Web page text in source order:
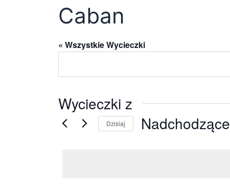
Caban
« Wszystkie Wycieczki
Wycieczki z
Dzisiaj Nadchodzące